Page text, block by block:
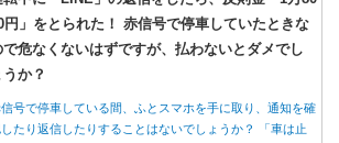
円」をとられた！ 赤信号で停車していたときな
で危なくないはずですが、払わないとダメでし
うか？
号で停車している間、ふとスマホを手に取り、通知を確
たり返信したりすることはないでしょうか？ 「車は止